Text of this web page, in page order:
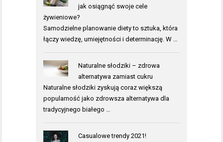
jak osiągnąć swoje cele
żywieniowe?
Samodzielne planowanie diety to sztuka, która
łączy wiedzę, umiejętności i determinację. W …
Naturalne słodziki – zdrowa
alternatywa zamiast cukru
Naturalne słodziki zyskują coraz większą
popularność jako zdrowsza alternatywa dla
tradycyjnego białego …
Casualowe trendy 2021!